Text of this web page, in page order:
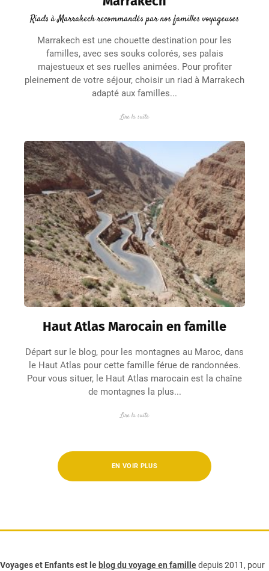
Riads à Marrakech recommandés par nos familles voyageuses
Marrakech est une chouette destination pour les
familles, avec ses souks colorés, ses palais
majestueux et ses ruelles animées. Pour profiter
pleinement de votre séjour, choisir un riad à Marrakech
adapté aux familles...
Lire la suite
Haut Atlas Marocain en famille
Départ sur le blog, pour les montagnes au Maroc, dans
le Haut Atlas pour cette famille férue de randonnées.
Pour vous situer, le Haut Atlas marocain est la chaîne
de montagnes la plus...
Lire la suite
EN VOIR PLUS
Voyages et Enfants est le blog du voyage en familledepuis 2011, pour